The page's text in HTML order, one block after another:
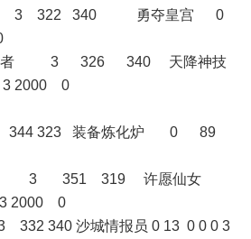
宫 3 322 340 勇夺皇宫 0
使者 3 326 340 天降神技
0
323 装备炼化炉 0 89
女 3 351 319 许愿仙女
0
3 332 340 沙城情报员 0 13 0 0 0 3